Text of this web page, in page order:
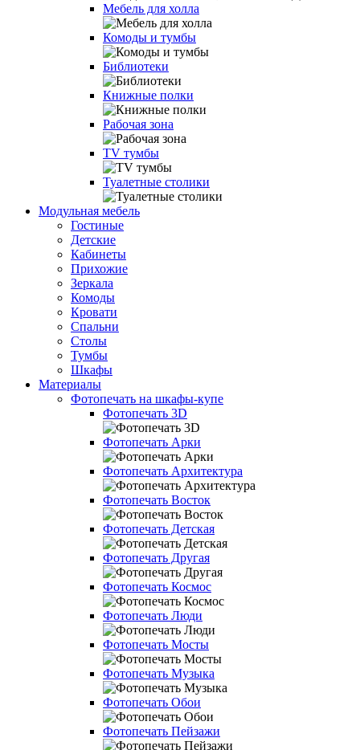
Мебель для холла
Комоды и тумбы
Библиотеки
Книжные полки
Рабочая зона
TV тумбы
Туалетные столики
Модульная мебель
Гостиные
Детские
Кабинеты
Прихожие
Зеркала
Комоды
Кровати
Спальни
Столы
Тумбы
Шкафы
Материалы
Фотопечать на шкафы-купе
Фотопечать 3D
Фотопечать Арки
Фотопечать Архитектура
Фотопечать Восток
Фотопечать Детская
Фотопечать Другая
Фотопечать Космос
Фотопечать Люди
Фотопечать Мосты
Фотопечать Музыка
Фотопечать Обои
Фотопечать Пейзажи